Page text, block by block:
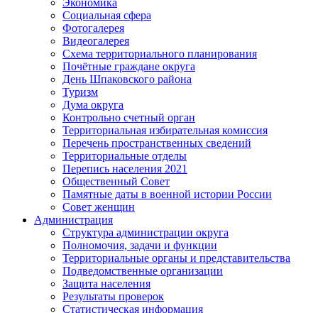
Экономика
Социальная сфера
Фотогалерея
Видеогалерея
Схема территориального планирования
Почётные граждане округа
День Шпаковского района
Туризм
Дума округа
Контрольно счетный орган
Территориальная избирательная комиссия
Перечень пространственных сведений
Территориальные отделы
Перепись населения 2021
Общественный Совет
Памятные даты в военной истории России
Совет женщин
Администрация
Структура администрации округа
Полномочия, задачи и функции
Территориальные органы и представительства
Подведомственные организации
Защита населения
Результаты проверок
Статистическая информация